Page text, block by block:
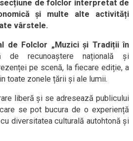
de folclor interpretat de
și multe alte activități
vârstele.
de Folclor „Muzici și Tradiții în
recunoaștere națională și
pe scenă, la fiecare ediție, a
toate zonele țării și ale lumii.
liberă și se adresează publicului
se pot bucura de o experiență
diversitatea culturală autohtonă și